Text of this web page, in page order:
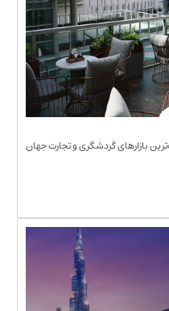
و تجارت جهان